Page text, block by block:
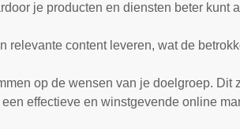
je producten en diensten beter kunt
content leveren, wat de
op de wensen van je doelgroep. Dit
effectieve en winstgevende online